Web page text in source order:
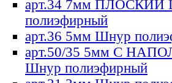
арт.34 7мм ПЛОСКИЙ
полиэфирный
арт.36 5мм Шнур
арт.50/35 5мм С
Шнур полиэфирный